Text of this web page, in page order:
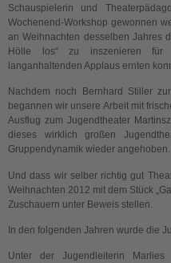
Schauspielerin und
Wochenend-Workshop gewonnen
an Weihnachten desselben Jahres
Hölle los“ zu inszenieren für
langanhaltenden Applaus ernten
Nachdem noch Bernhard Stiller
begannen wir unsere Arbeit mit
Ausflug zum Jugendtheater
dieses wirklich großen
Gruppendynamik wieder angehoben.
Und dass wir selber richtig gut
Weihnachten 2012 mit dem Stück
Zuschauern unter Beweis stellen.
In den folgenden Jahren wurde die
Unter der Jugendleiterin